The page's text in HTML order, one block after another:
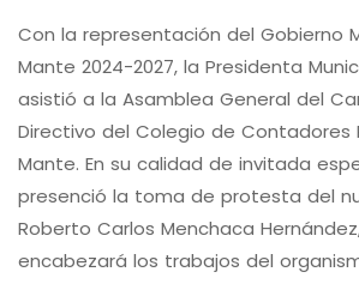
Con la representación del Gobierno
Mante 2024-2027, la Presidenta
asistió a la Asamblea General del
Directivo del Colegio de Contadores
Mante. En su calidad de invitada
presenció la toma de protesta del
Roberto Carlos Menchaca
encabezará los trabajos del